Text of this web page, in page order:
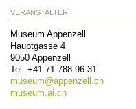
VERANSTALTER
Museum Appenzell
Hauptgasse 4
9050 Appenzell
Tel. +41 71 788 96 31
museum@appenzell.ch
museum.ai.ch